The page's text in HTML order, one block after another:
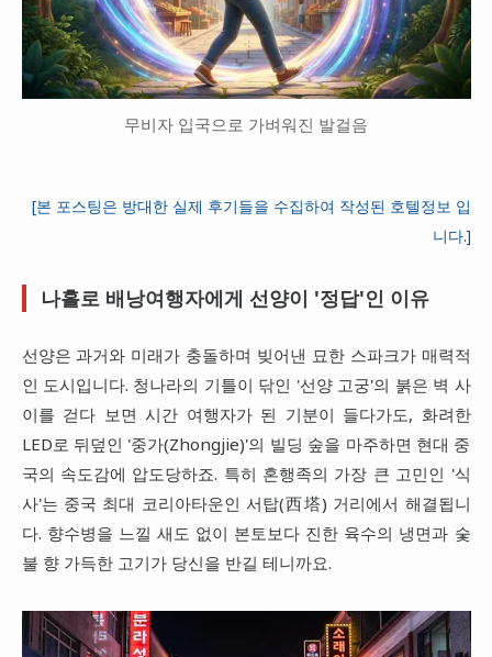
무비자 입국으로 가벼워진 발걸음
[본 포스팅은 방대한 실제 후기들을 수집하여 작성된 호텔정보 입
니다.]
나홀로 배낭여행자에게 선양이 '정답'인 이유
선양은 과거와 미래가 충돌하며 빚어낸 묘한 스파크가 매력적
인 도시입니다. 청나라의 기틀이 닦인 '선양 고궁'의 붉은 벽 사
이를 걷다 보면 시간 여행자가 된 기분이 들다가도, 화려한
LED로 뒤덮인 '중가(Zhongjie)'의 빌딩 숲을 마주하면 현대 중
국의 속도감에 압도당하죠. 특히 혼행족의 가장 큰 고민인 '식
사'는 중국 최대 코리아타운인 서탑(西塔) 거리에서 해결됩니
다. 향수병을 느낄 새도 없이 본토보다 진한 육수의 냉면과 숯
불 향 가득한 고기가 당신을 반길 테니까요.